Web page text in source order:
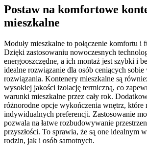
Postaw na komfortowe
mieszkalne
Moduły mieszkalne to połączenie komfortu i
Dzięki zastosowaniu nowoczesnych
energooszczędne, a ich montaż jest szybki i
idealne rozwiązanie dla osób ceniących
rozwiązania. Kontenery mieszkalne są
wysokiej jakości izolację termiczną, co
warunki mieszkalne przez cały rok.
różnorodne opcje wykończenia wnętrz, które
indywidualnych preferencji. Zastosowanie
pozwala na łatwe rozbudowywanie
przyszłości. To sprawia, że są one idealnym
rodzin, jak i osób samotnych.